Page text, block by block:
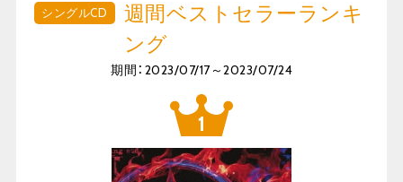
シングルCD
週間ベストセラーランキ
ング
期間：2023/07/17～2023/07/24